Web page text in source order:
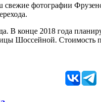
фотографии
конце 2018 года
Шоссейной. Стоимость